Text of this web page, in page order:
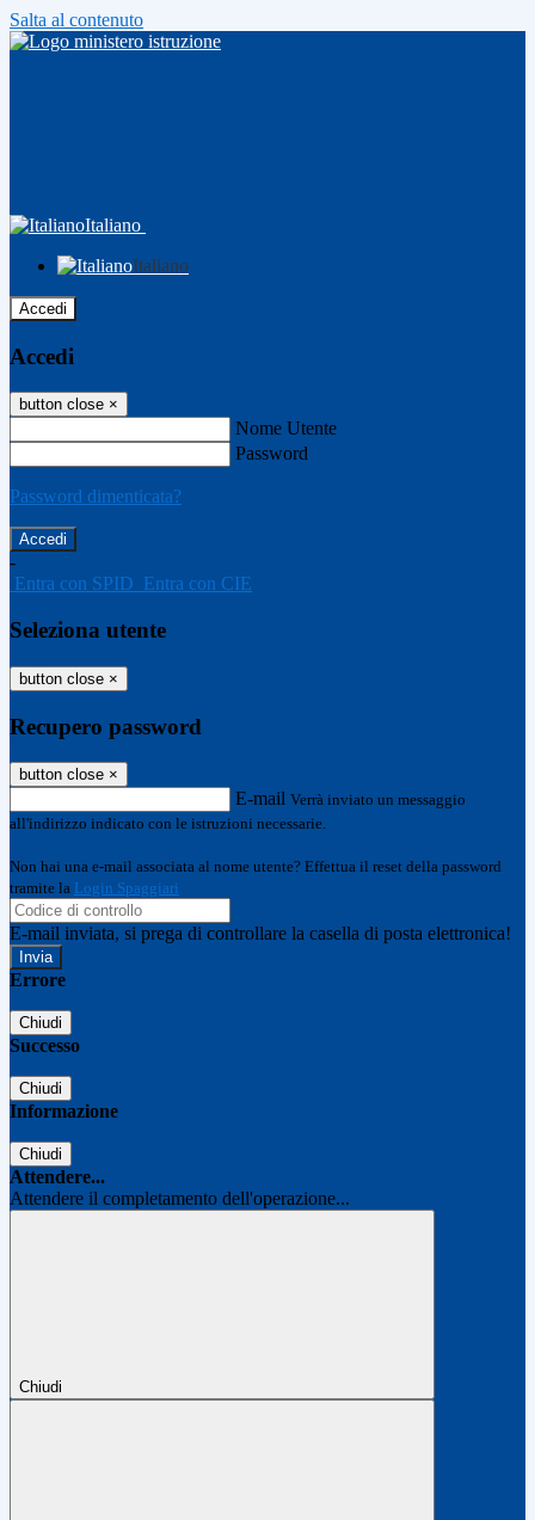
Salta al contenuto
Italiano
Italiano
Accedi
Accedi
button close ×
Nome Utente
Password
Password dimenticata?
-
Entra con SPID Entra con CIE
Seleziona utente
button close ×
Recupero password
button close ×
E-mail Verrà inviato un messaggio
all'indirizzo indicato con le istruzioni necessarie.
Non hai una e-mail associata al nome utente? Effettua il reset della password
tramite la Login Spaggiari
E-mail inviata, si prega di controllare la casella di posta elettronica!
Errore
Chiudi
Successo
Chiudi
Informazione
Chiudi
Attendere...
Attendere il completamento dell'operazione...
Chiudi